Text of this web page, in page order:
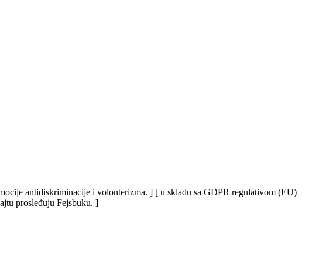
antidiskriminacije i volonterizma. ] [ u skladu sa GDPR regulativom (EU)
prosleđuju Fejsbuku. ]